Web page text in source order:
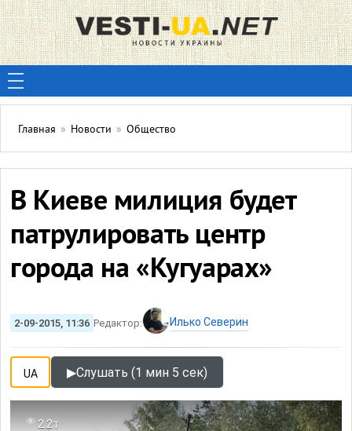
Главная » Новости » Общество
В Киеве милиция будет
патрулировать центр
города на «Кугуарах»
2-09-2015, 11:36 Редактор: Илько Северин
UA ▶Слушать (1 мин 5 сек)
2.2т